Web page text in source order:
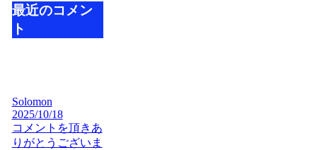
最近のコメン
ト
Solomon
2025/10/18
コメントを頂きあ
りがとうございま